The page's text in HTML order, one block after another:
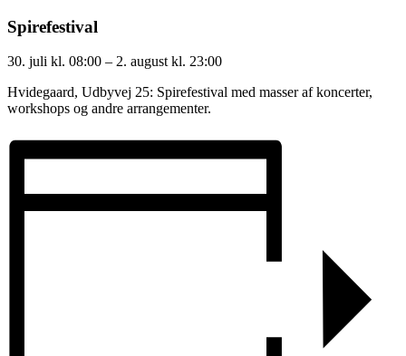
Spirefestival
30. juli kl. 08:00 – 2. augustkl. 23:00
Hvidegaard, Udbyvej 25: Spirefestival med masser af koncerter,
workshops og andre arrangementer.